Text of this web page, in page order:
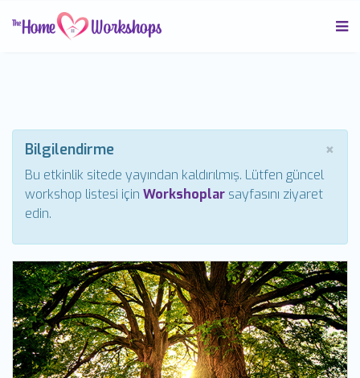
×
Bilgilendirme
Bu etkinlik sitede yayından kaldırılmış. Lütfen güncel
workshop listesi için Workshoplar sayfasını ziyaret
edin.